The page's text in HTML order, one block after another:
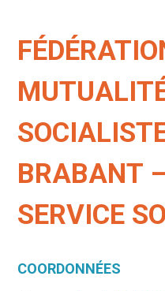
BRABANT
SERVICE
COORDONNÉES